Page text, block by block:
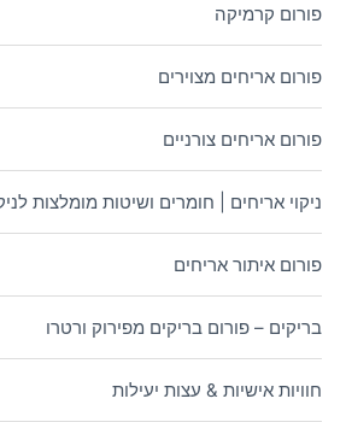
פורום קרמיקה
פורום אריחים מצוירים
פורום אריחים צורניים
ניקוי אריחים | חומרים ושיטות מומלצות
פורום איתור אריחים
בריקים – פורום בריקים מפירוק ורטרו
חוויות אישיות & עצות יעילות